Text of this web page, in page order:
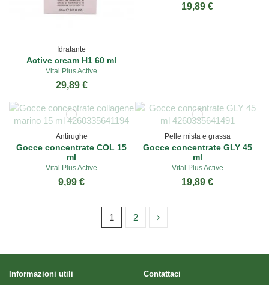
Idratante
Active cream H1 60 ml
Vital Plus Active
29,89 €
19,89 €
Antirughe
Gocce concentrate COL 15
ml
Vital Plus Active
9,99 €
Pelle mista e grassa
Gocce concentrate GLY 45
ml
Vital Plus Active
19,89 €
1 2
Informazioni utili Contattaci